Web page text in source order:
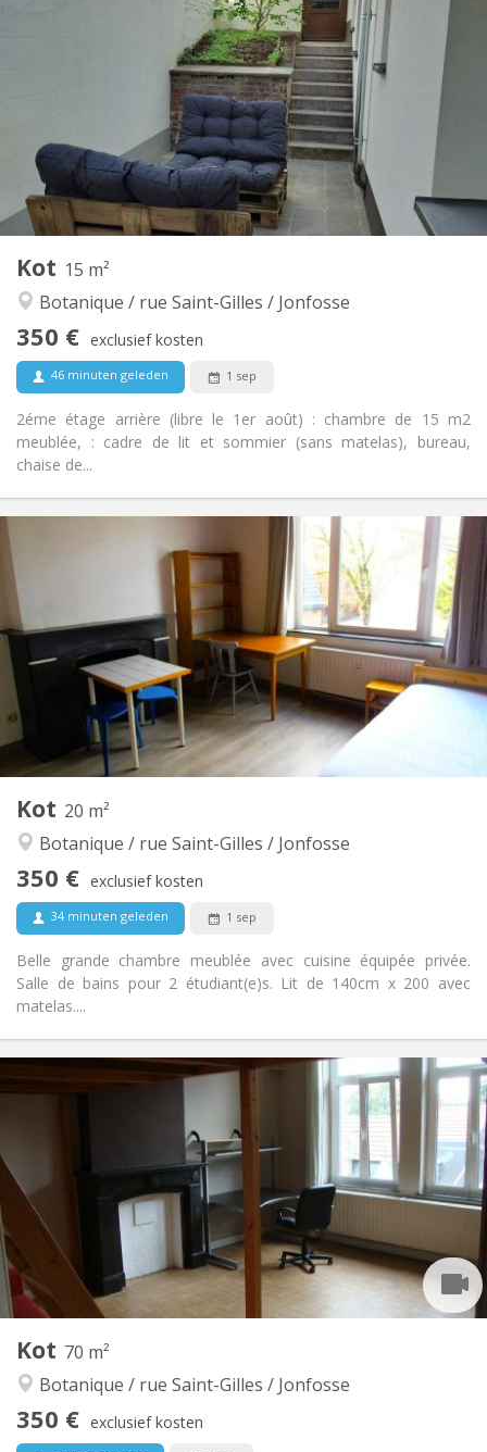
Huur:
350 €
Kosten:
75 €
Duur:
12 maanden
Domiciliëring:
Nee
Inrichting
Badkamer:
Gemeenschappelijk
Gemeenschappelijk
40 m
Private kamers:
1
Toegang voor PBM:
Nee
Kot 15 m²
Botanique / rue Saint-Gilles / Jonfosse
350 € exclusief kosten
46 minuten geleden 1 sep
2éme étage arrière (libre le 1er août) : chambre de 15 m2
meublée, : cadre de lit et sommier (sans matelas), bureau,
chaise de...
Praktische Informatie
Huur:
350 €
Kosten:
Duur:
12 maanden
Domiciliëring:
Toegelaten
Inrichting
Badkamer:
Gemeenschappelijk
Keuken:
Gemeenschappelijk
15 m
2
Toegang voor PBM:
Nee
Kot 20 m²
Botanique / rue Saint-Gilles / Jonfosse
350 € exclusief kosten
34 minuten geleden 1 sep
Belle grande chambre meublée avec cuisine équipée privée.
Salle de bains pour 2 étudiant(e)s. Lit de 140cm x 200 avec
matelas....
Praktische Informatie
Huur:
350 €
Kosten:
80 €
Duur:
12 maanden
Domiciliëring:
Nee
Inrichting
Gemeenschappelijk
Keuken:
in de kamer
Oppervlakte:
20 m
2
Private kamers:
Toegang voor PBM:
Nee
Kot 70 m²
Botanique / rue Saint-Gilles / Jonfosse
350 € exclusief kosten